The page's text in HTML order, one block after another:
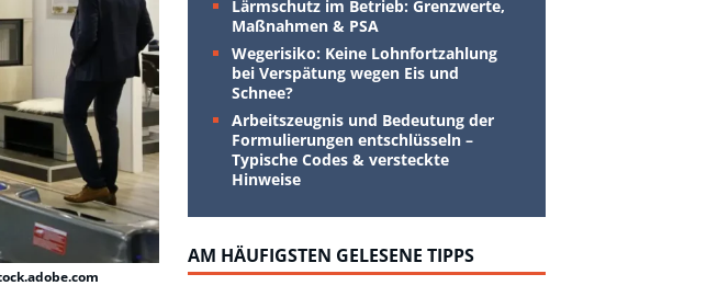
Lärmschutz im Betrieb: Grenzwerte,
Maßnahmen & PSA
Wegerisiko: Keine Lohnfortzahlung
bei Verspätung wegen Eis und
Schnee?
Arbeitszeugnis und Bedeutung der
Formulierungen entschlüsseln –
Typische Codes & versteckte
Hinweise
AM HÄUFIGSTEN GELESENE TIPPS